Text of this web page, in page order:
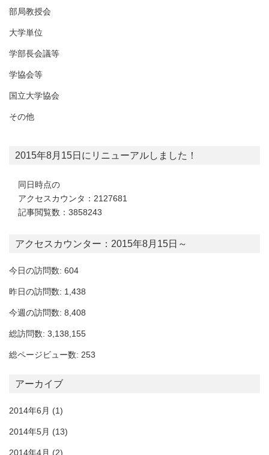
部局教授会
大学単位
学部長会議等
学協会等
国立大学協会
その他
2015年8月15日にリニューアルしました！
同日時点の
アクセスカウンタ：2127681
記事閲覧数：3858243
アクセスカウンター：2015年8月15日～
今日の訪問数: 604
昨日の訪問数: 1,438
今週の訪問数: 8,408
総訪問数: 3,138,155
総ページビュー数: 253
アーカイブ
2014年6月 (1)
2014年5月 (13)
2014年4月 (2)